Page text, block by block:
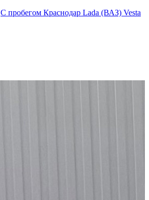
С пробегом Краснодар Lada (ВАЗ) Vesta